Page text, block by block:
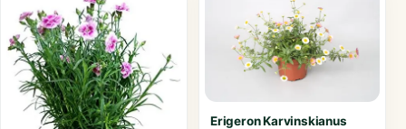
Erigeron Karvinskianus